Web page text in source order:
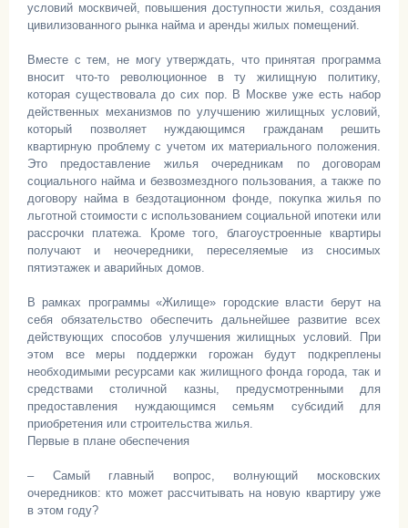
условий москвичей, повышения доступности жилья, создания
цивилизованного рынка найма и аренды жилых помещений.
Вместе с тем, не могу утверждать, что принятая программа
вносит что-то революционное в ту жилищную политику,
которая существовала до сих пор. В Москве уже есть набор
действенных механизмов по улучшению жилищных условий,
который позволяет нуждающимся гражданам решить
квартирную проблему с учетом их материального положения.
Это предоставление жилья очередникам по договорам
социального найма и безвозмездного пользования, а также по
договору найма в бездотационном фонде, покупка жилья по
льготной стоимости с использованием социальной ипотеки или
рассрочки платежа. Кроме того, благоустроенные квартиры
получают и неочередники, переселяемые из сносимых
пятиэтажек и аварийных домов.
В рамках программы «Жилище» городские власти берут на
себя обязательство обеспечить дальнейшее развитие всех
действующих способов улучшения жилищных условий. При
этом все меры поддержки горожан будут подкреплены
необходимыми ресурсами как жилищного фонда города, так и
средствами столичной казны, предусмотренными для
предоставления нуждающимся семьям субсидий для
приобретения или строительства жилья.
Первые в плане обеспечения
– Самый главный вопрос, волнующий московских
очередников: кто может рассчитывать на новую квартиру уже
в этом году?